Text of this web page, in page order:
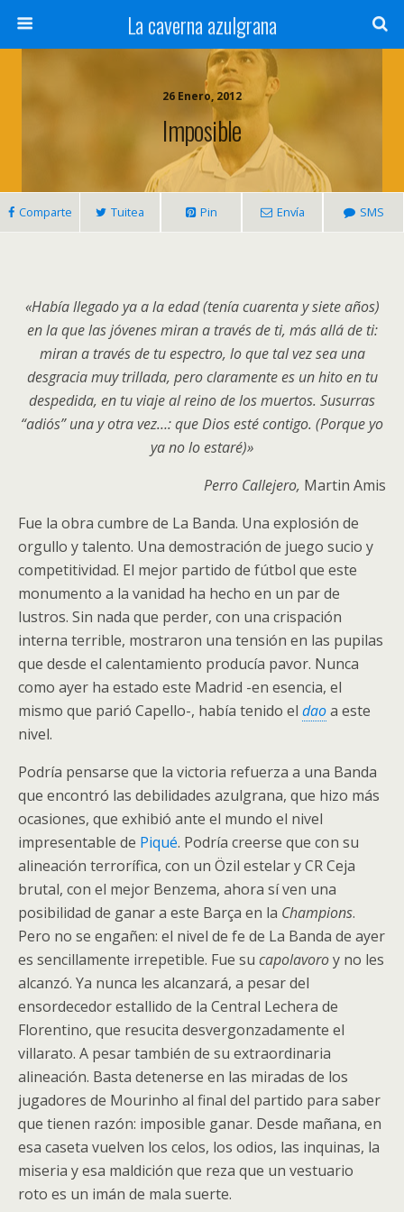
La caverna azulgrana
26 Enero, 2012
Imposible
Comparte Tuitea Pin Envía SMS
«Había llegado ya a la edad (tenía cuarenta y siete años)
en la que las jóvenes miran a través de ti, más allá de ti:
miran a través de tu espectro, lo que tal vez sea una
desgracia muy trillada, pero claramente es un hito en tu
despedida, en tu viaje al reino de los muertos. Susurras
“adiós” una y otra vez…: que Dios esté contigo. (Porque yo
ya no lo estaré)»
Perro Callejero, Martin Amis
Fue la obra cumbre de La Banda. Una explosión de
orgullo y talento. Una demostración de juego sucio y
competitividad. El mejor partido de fútbol que este
monumento a la vanidad ha hecho en un par de
lustros. Sin nada que perder, con una crispación
interna terrible, mostraron una tensión en las pupilas
que desde el calentamiento producía pavor. Nunca
como ayer ha estado este Madrid -en esencia, el
mismo que parió Capello-, había tenido el daoa este
nivel.
Podría pensarse que la victoria refuerza a una Banda
que encontró las debilidades azulgrana, que hizo más
ocasiones, que exhibió ante el mundo el nivel
impresentable de Piqué. Podría creerse que con su
alineación terrorífica, con un Özil estelar y CR Ceja
brutal, con el mejor Benzema, ahora sí ven una
posibilidad de ganar a este Barça en la Champions.
Pero no se engañen: el nivel de fe de La Banda de ayer
es sencillamente irrepetible. Fue su capolavoroy no les
alcanzó. Ya nunca les alcanzará, a pesar del
ensordecedor estallido de la Central Lechera de
Florentino, que resucita desvergonzadamente el
villarato. A pesar también de su extraordinaria
alineación. Basta detenerse en las miradas de los
jugadores de Mourinho al final del partido para saber
que tienen razón: imposible ganar. Desde mañana, en
esa caseta vuelven los celos, los odios, las inquinas, la
miseria y esa maldición que reza que un vestuario
roto es un imán de mala suerte.